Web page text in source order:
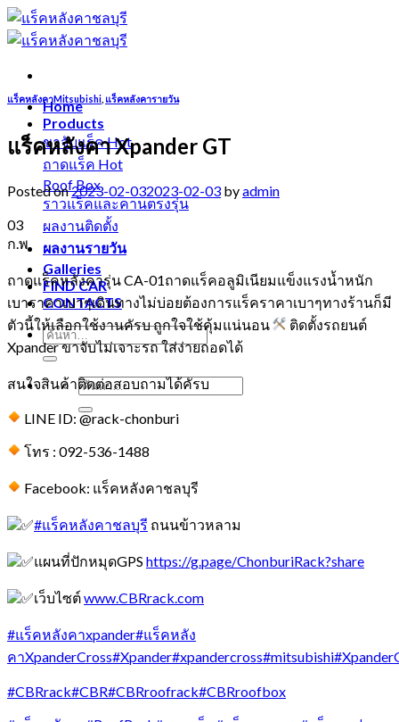
Skip
to
content
Home
Products
ขาจับแร็ค
ถาดแร็ค
Roof Box
ราวแร็คและคานตรงรุ่น
ผลงานติดตั้ง
ผลงานรายวัน
Galleries
FIND CAR
CONTACTS
แร็คหลังคาMitsubishi แร็คหลังคารายวัน
แร็คหลังคา Xpander GT
Posted on2023-02-032023-02-03 byadmin
03
ก.พ.
ถาดแร็คหลังคารุ่น CA-01ถาดแร็คอลูมิเนียมแข็งแรงน้ำหนัก
เบาราคาเบาๆเดินทางไม่บ่อยต้องการแร็คราคาเบาๆทางร้านก็มี
ตัวนี้ให้เลือกใช้งานคัรบ ถูกใจใช้คุ้มแน่นอน
ติดตั้งรถยนต์
Xpander ขาจับไม่เจาะรถ ใส่ง่ายถอดได้
สนใจสินค้าติดต่อสอบถามได้คัรบ
LINE ID: @rack-chonburi
โทร : 092-536-1488
Facebook: แร็คหลังคาชลบุรี
#แร็คหลังคาชลบุรี ถนนข้าวหลาม
แผนที่ปักหมุดGPS https://g.page/ChonburiRack?share
เว็บไซต์www.CBRrack.com
#แร็คหลังคาxpander#แร็คหลัง
คาXpanderCross#Xpander#xpandercross#mitsubishi
#CBRrack#CBR#CBRroofrack#CBRroofbox